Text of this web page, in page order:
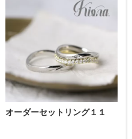
オーダーセットリング１１